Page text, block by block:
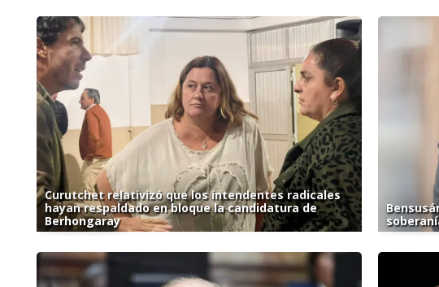
Curutchet relativizó que los intendentes radicales
hayan respaldado en bloque la candidatura de
Berhongaray